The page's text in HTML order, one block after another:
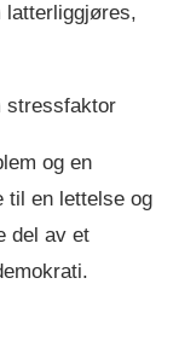
latterliggjøres,
stressfaktor
og en
til en lettelse og
del av et